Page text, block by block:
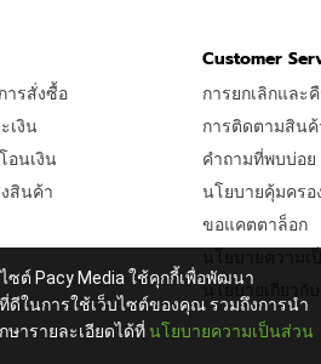
รสั่งซื้อ
เงิน
อนเงิน
สินค้า
Customer
การยกเลิกและ
การติดตามสินค้
คำถามที่พบบ่อย
นโยบายคุ้มครอ
ขอแคตตาล็อก
นโยบายความ
นโยบายเกี่ยวกับ
ซต์ Pacy Media ใช้คุกกี้เพื่อพัฒนา
ในการใช้เว็บไซต์ของคุณ รวมถึงการนำ
ารายละเอียดได้ที่นโยบายความเป็นส่วน